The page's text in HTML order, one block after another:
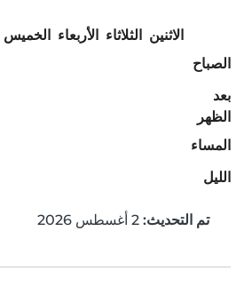
الاثنين الثلاثاء الأربعاء الخميس
الصباح
بعد
الظهر
المساء
الليل
تم التحديث: